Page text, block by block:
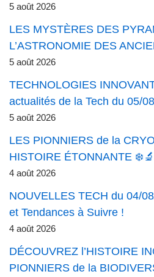
5 août 2026
LES MYSTÈRES DES
L’ASTRONOMIE DES
5 août 2026
TECHNOLOGIES
actualités de la Tech du 05/
5 août 2026
LES PIONNIERS de la
HISTOIRE ÉTONNANTE ❄️🔬
4 août 2026
NOUVELLES TECH du 04/
et Tendances à Suivre !
4 août 2026
DÉCOUVREZ l’HISTOIRE
PIONNIERS de la